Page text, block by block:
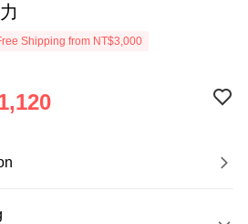
Shipping from NT$3,000